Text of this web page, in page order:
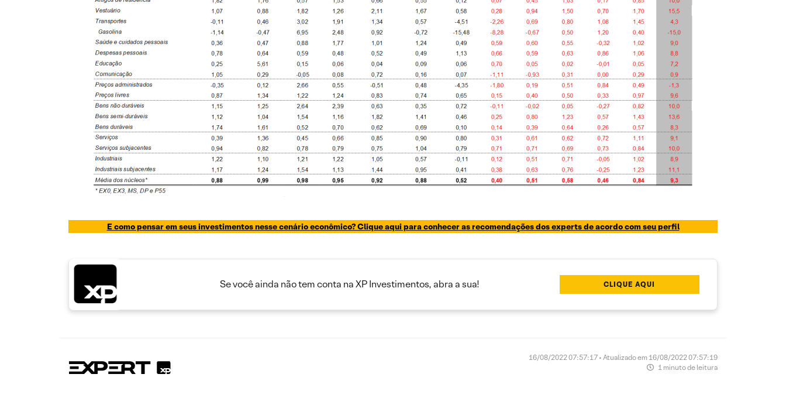
E como pensar em seus investimentos nesse cenário econômico? Clique aqui para conhecer as recomendações dos experts de acordo com seu perfil
Se você ainda não tem conta na XP Investimentos, abra a sua! CLIQUE AQUI
16/08/2022 07:57:17 • Atualizado em 16/08/2022 07:57:19
1 minuto de leitura